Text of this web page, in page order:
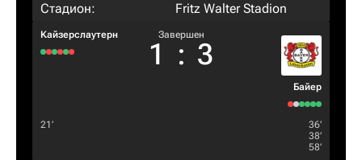
Стадион:
Fritz Walter Stadion
Кайзерслаутерн Завершен
1 : 3
Байер
21‎’‎
36‎’‎
38‎’‎
58‎’‎